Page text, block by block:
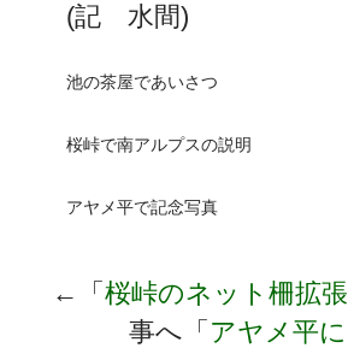
(記 水間)
池の茶屋であいさつ
桜峠で南アルプスの説明
アヤメ平で記念写真
←「 桜峠のネット柵拡
事へ「 アヤメ平